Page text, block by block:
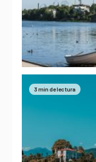
3 min de lectura